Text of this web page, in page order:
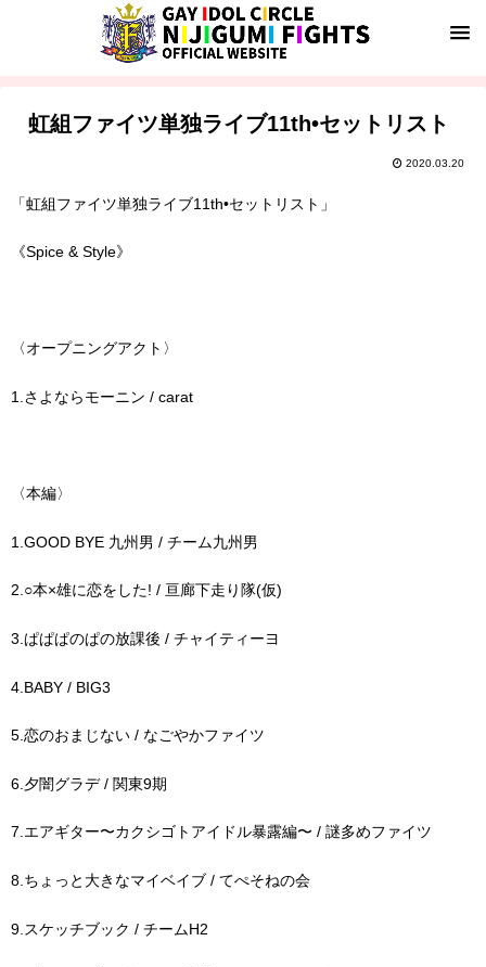
虹組ファイツ単独ライブ11th•セットリスト
2020.03.20
「虹組ファイツ単独ライブ11th•セットリスト」
《Spice & Style》
〈オープニングアクト〉
1.さよならモーニン / carat
〈本編〉
1.GOOD BYE 九州男 / チーム九州男
2.○本×雄に恋をした! / 亘廊下走り隊(仮)
3.ぱぱぱのぱの放課後 / チャイティーヨ
4.BABY / BIG3
5.恋のおまじない / なごやかファイツ
6.夕闇グラデ / 関東9期
7.エアギター〜カクシゴトアイドル暴露編〜 / 謎多めファイツ
8.ちょっと大きなマイベイブ / てぺそねの会
9.スケッチブック / チームH2